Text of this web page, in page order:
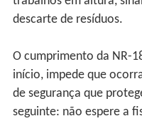
descarte de resíduos.
O cumprimento da NR-
início, impede que
de segurança que
seguinte: não espere a